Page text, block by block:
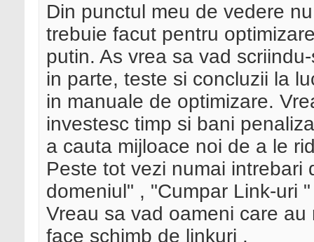
Din punctul meu de vedere
trebuie facut pentru
putin. As vrea sa vad
in parte, teste si concluzii la
in manuale de optimizare.
investesc timp si bani
a cauta mijloace noi de a le
Peste tot vezi numai intrebari
domeniul" , "Cumpar Link-uri
Vreau sa vad oameni care
face schimb de linkuri .